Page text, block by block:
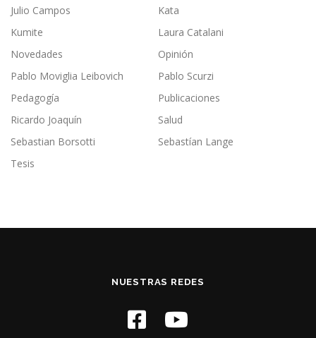
Julio Campos
Kata
Kumite
Laura Catalani
Novedades
Opinión
Pablo Moviglia Leibovich
Pablo Scurzi
Pedagogía
Publicaciones
Ricardo Joaquín
Salud
Sebastian Borsotti
Sebastían Lange
Tesis
NUESTRAS REDES